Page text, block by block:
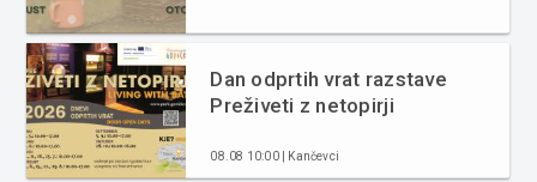
Dan odprtih vrat razstave
Preživeti z netopirji
08.08 10:00 | Kančevci